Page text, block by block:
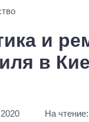
и
в
На